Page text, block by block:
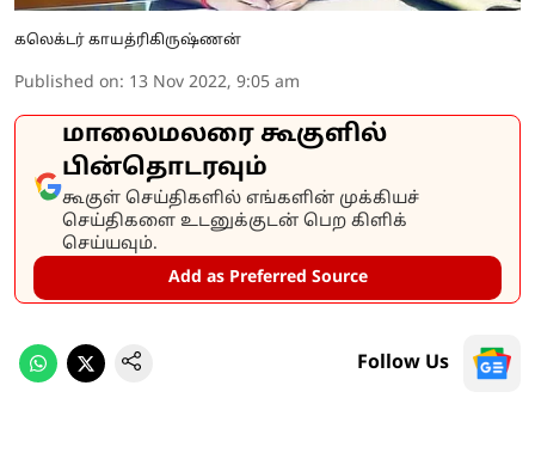
கலெக்டர் காயத்ரிகிருஷ்ணன்
Published on: 13 Nov 2022, 9:05 am
மாலைமலரை கூகுளில்
பின்தொடரவும்
கூகுள் செய்திகளில் எங்களின் முக்கியச்
செய்திகளை உடனுக்குடன் பெற கிளிக்
செய்யவும்.
Add as Preferred Source
Follow Us